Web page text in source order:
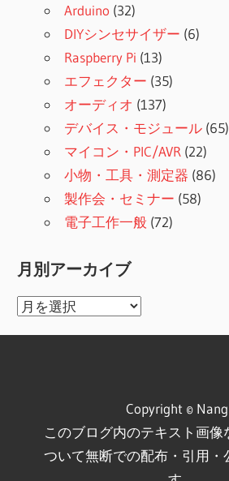
Arduino (32)
DIYシンセサイザー (6)
Raspberry Pi (13)
エフェクター (35)
オーディオ (137)
デバイス・モジュール (65)
マイコン・PIC/AVR (22)
小物・工具・測定器 (86)
製作会・セミナー (58)
電子工作一般 (72)
月別アーカイブ
月
Copyright ©
このブログ内のテキスト画像
ついて無断での配布・引用・